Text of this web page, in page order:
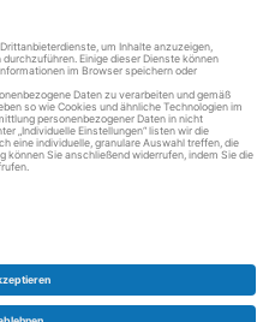
Know-hows in
Partnerportal